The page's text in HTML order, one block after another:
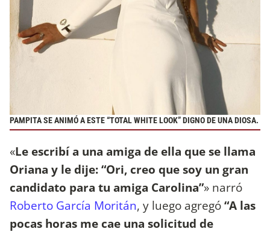
PAMPITA SE ANIMÓ A ESTE “TOTAL WHITE LOOK” DIGNO DE UNA DIOSA.
«Le escribí a una amiga de ella que se llama
Oriana y le dije: “Ori, creo que soy un gran
candidato para tu amiga Carolina”» narró
Roberto García Moritán, y luego agregó“A las
pocas horas me cae una solicitud de